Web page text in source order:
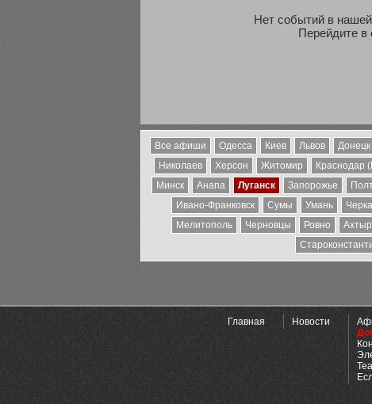
Нет событий в
Перейдите в
Все афиши Одесса Киев Львов Донецк
Николаев
Херсон Житомир Краснодар
Минск
Анапа Луганск Запорожье
Ивано-Франковск
Сумы Умань
Мелитополь
Черновцы Ровно
Главная Новости